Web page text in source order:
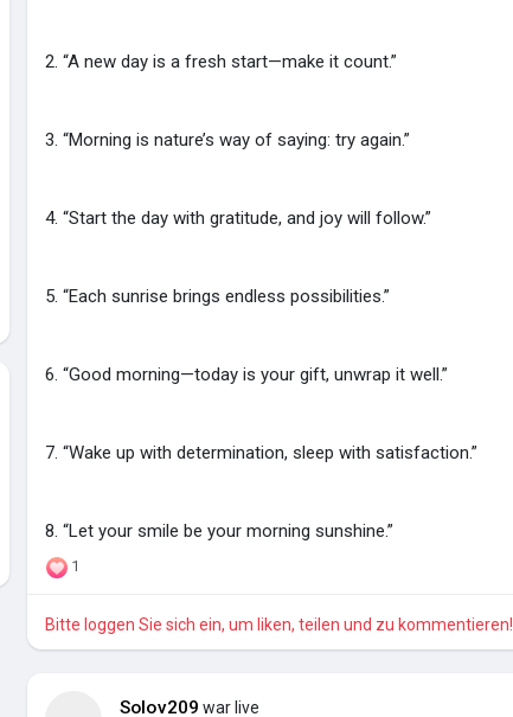
2. “A new day is a fresh start—make it count.”
3. “Morning is nature’s way of saying: try again.”
4. “Start the day with gratitude, and joy will follow.”
5. “Each sunrise brings endless possibilities.”
6. “Good morning—today is your gift, unwrap it well.”
7. “Wake up with determination, sleep with satisfaction.”
8. “Let your smile be your morning sunshine.”
1
Bitte loggen Sie sich ein, um liken, teilen und zu kommentieren!
Solov209 war live